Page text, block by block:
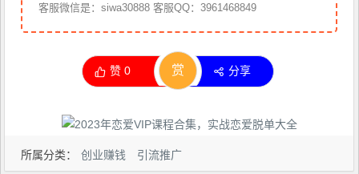
客服微信是：siwa30888 客服QQ：3961468849
赞0 赏 分享
所属分类： 创业赚钱 引流推广